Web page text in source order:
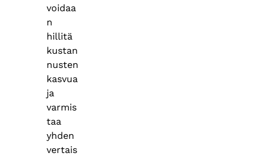
voidaa
n
hillitä
kustan
nusten
kasvua
ja
varmis
taa
yhden
vertais